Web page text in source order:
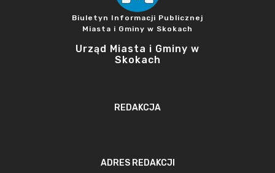
Biuletyn Informacji Publicznej
Miasta i Gminy w Skokach
Urząd Miasta i Gminy w
Skokach
REDAKCJA
ADRES REDAKCJI